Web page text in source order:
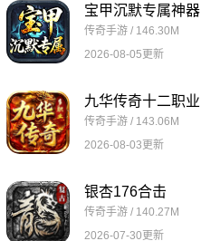
宝甲沉默专属神器
传奇手游 / 146.30M
2026-08-05更新
九华传奇十二职业
传奇手游 / 143.06M
2026-08-03更新
银杏176合击
传奇手游 / 140.27M
2026-07-30更新